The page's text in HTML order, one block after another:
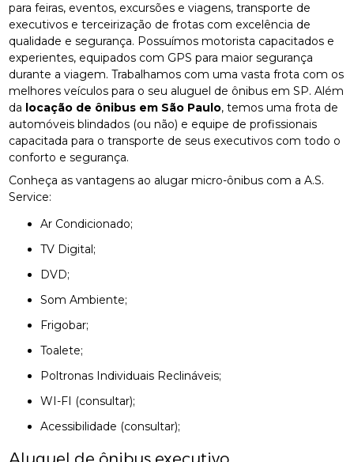
para feiras, eventos, excursões e viagens, transporte de
executivos e terceirização de frotas com excelência de
qualidade e segurança. Possuímos motorista capacitados e
experientes, equipados com GPS para maior segurança
durante a viagem. Trabalhamos com uma vasta frota com os
melhores veículos para o seu aluguel de ônibus em SP. Além
da locação de ônibus em São Paulo, temos uma frota de
automóveis blindados (ou não) e equipe de profissionais
capacitada para o transporte de seus executivos com todo o
conforto e segurança.
Conheça as vantagens ao alugar micro-ônibus com a A.S.
Service:
Ar Condicionado;
TV Digital;
DVD;
Som Ambiente;
Frigobar;
Toalete;
Poltronas Individuais Reclináveis;
WI-FI (consultar);
Acessibilidade (consultar);